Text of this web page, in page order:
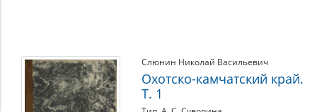
Слюнин Николай Васильевич
Охотско-камчатский край.
Т. 1